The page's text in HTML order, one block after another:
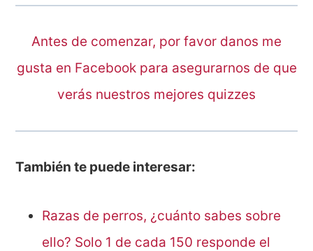
Antes de comenzar, por favor danos me
gusta en Facebook para asegurarnos de que
verás nuestros mejores quizzes
También te puede interesar:
Razas de perros, ¿cuánto sabes sobre
ello? Solo 1 de cada 150 responde el